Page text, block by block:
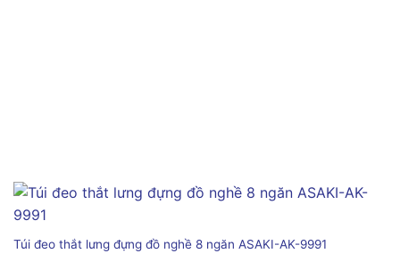
Túi đeo thắt lưng đựng đồ nghề 8 ngăn ASAKI-AK-9991